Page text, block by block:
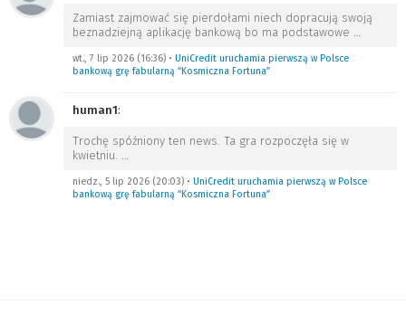
Zamiast zajmować się pierdołami niech dopracują swoją
beznadziejną aplikację bankową bo ma podstawowe …
wt., 7 lip 2026 (16:36) • UniCredit uruchamia pierwszą w Polsce
bankową grę fabularną “Kosmiczna Fortuna”
human1:
Trochę spóźniony ten news. Ta gra rozpoczęła się w
kwietniu. …
niedz., 5 lip 2026 (20:03) • UniCredit uruchamia pierwszą w Polsce
bankową grę fabularną “Kosmiczna Fortuna”